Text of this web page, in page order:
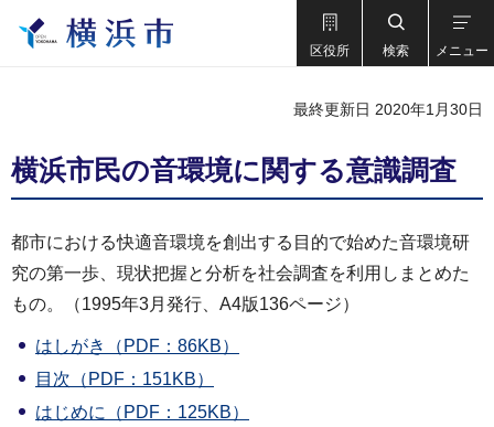
区役所 検索 メニュー
最終更新日 2020年1月30日
横浜市民の音環境に関する意識調査
都市における快適音環境を創出する目的で始めた音環境研
究の第一歩、現状把握と分析を社会調査を利用しまとめた
もの。（1995年3月発行、A4版136ページ）
はしがき（PDF：86KB）
目次（PDF：151KB）
はじめに（PDF：125KB）